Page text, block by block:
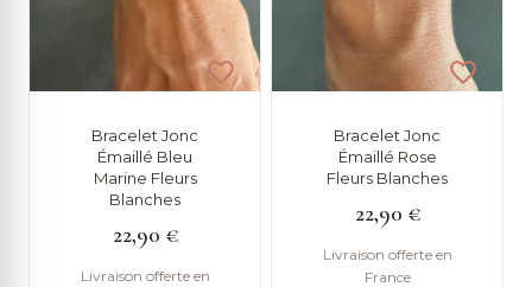
Bracelet Jonc
Émaillé Bleu
Marine Fleurs
Blanches
22,90 €
Livraison offerte en
Bracelet Jonc
Émaillé Rose
Fleurs Blanches
22,90 €
Livraison offerte en
France